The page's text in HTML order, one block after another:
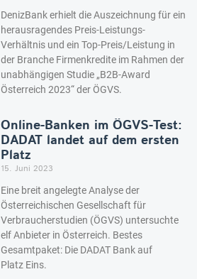
DenizBank erhielt die Auszeichnung für ein
herausragendes Preis-Leistungs-
Verhältnis und ein Top-Preis/Leistung in
der Branche Firmenkredite im Rahmen der
unabhängigen Studie „B2B-Award
Österreich 2023“ der ÖGVS.
Online-Banken im ÖGVS-Test:
DADAT landet auf dem ersten
Platz
15. Juni 2023
Eine breit angelegte Analyse der
Österreichischen Gesellschaft für
Verbraucherstudien (ÖGVS) untersuchte
elf Anbieter in Österreich. Bestes
Gesamtpaket: Die DADAT Bank auf
Platz Eins.